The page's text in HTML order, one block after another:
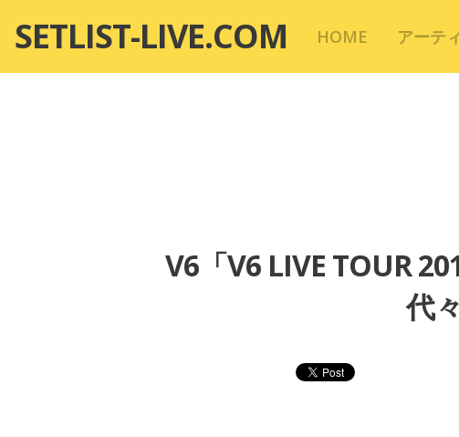
テ
SETLIST-LIVE.COM HOME アーテ
V6「V6 LIVE TOUR
代